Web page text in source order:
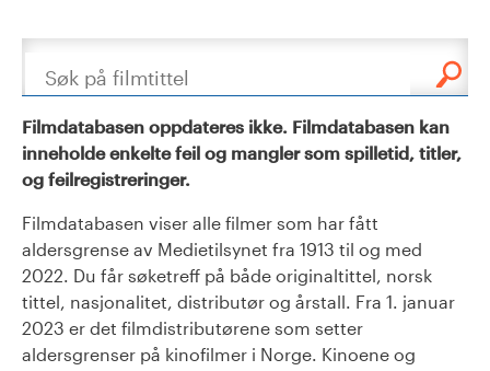
Søk
Filmdatabasen oppdateres ikke. Filmdatabasen kan
inneholde enkelte feil og mangler som spilletid, titler,
og feilregistreringer.
Filmdatabasen viser alle filmer som har fått
aldersgrense av Medietilsynet fra 1913 til og med
2022. Du får søketreff på både originaltittel, norsk
tittel, nasjonalitet, distributør og årstall. Fra 1. januar
2023 er det filmdistributørene som setter
aldersgrenser på kinofilmer i Norge. Kinoene og